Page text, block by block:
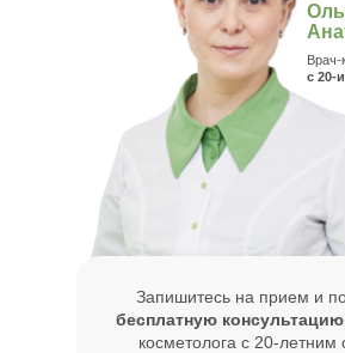
Врач-
с 20-
Запишитесь на прием и
бесплатную консультацию
косметолога с 20-летним